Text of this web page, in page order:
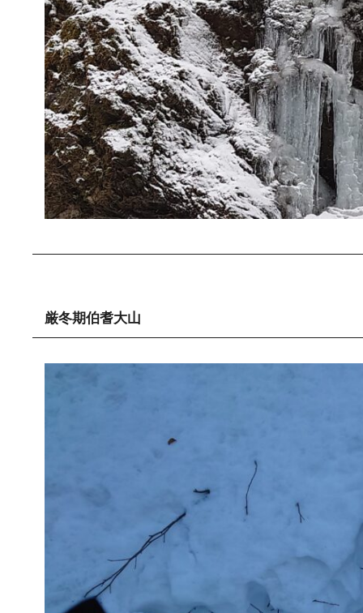
厳冬期伯耆大山